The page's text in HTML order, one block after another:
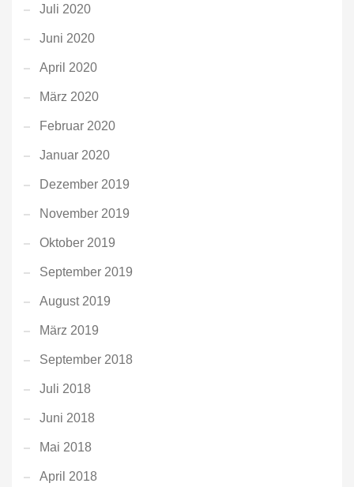
Juli 2020
Juni 2020
April 2020
März 2020
Februar 2020
Januar 2020
Dezember 2019
November 2019
Oktober 2019
September 2019
August 2019
März 2019
September 2018
Juli 2018
Juni 2018
Mai 2018
April 2018